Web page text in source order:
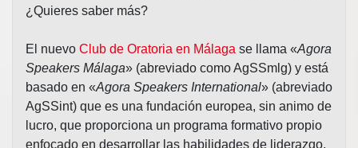
¿Quieres saber más?
El nuevo Club de Oratoria en Málaga se llama «Agora
Speakers Málaga» (abreviado como AgSSmlg) y está
basado en «Agora Speakers International» (abreviado
AgSSint) que es una fundación europea, sin animo de
lucro, que proporciona un programa formativo propio
enfocado en desarrollar las habilidades de liderazgo,